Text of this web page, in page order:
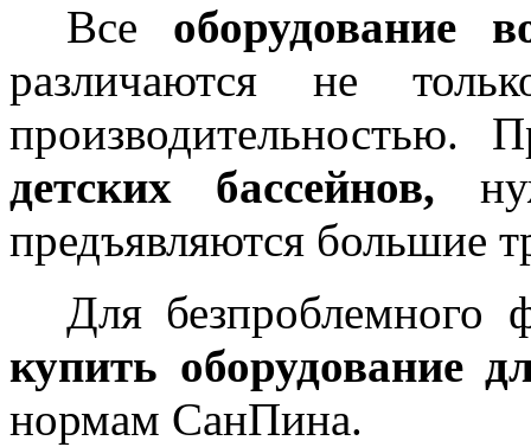
Все оборудование
различаются не
производительностью.
детских бассейнов,
предъявляются большие
Для безпроблемного
купить оборудование
нормам СанПина.